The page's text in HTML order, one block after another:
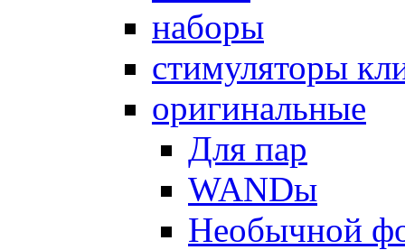
наборы
стимуляторы
оригинальные
Для пар
WANDы
Необычной